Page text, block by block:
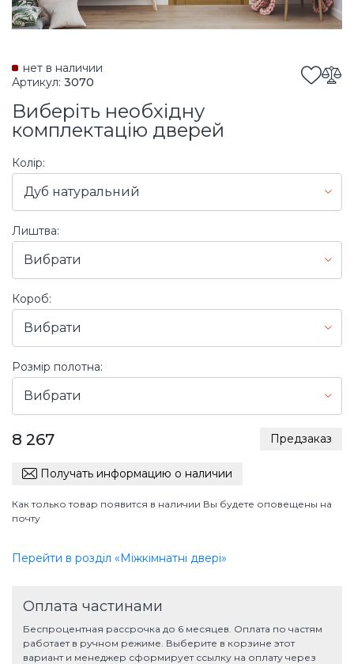
нет в наличии
Артикул: 3070
Виберіть необхідну
комплектацію дверей
Колір:
Дуб натуральний
Лиштва:
Вибрати
Короб:
Вибрати
Розмір полотна:
Вибрати
8 267 Предзаказ
Получать информацию о наличии
Как только товар появится в наличии Вы будете оповещены на
почту
Перейти в розділ «Міжкімнатні двері»
Оплата частинами
Беспроцентная рассрочка до 6 месяцев. Оплата по частям
работает в ручном режиме. Выберите в корзине этот
вариант и менеджер сформирует ссылку на оплату через